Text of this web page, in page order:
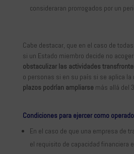
consideraran prorrogados por un
Cabe destacar, que en el caso de
si un Estado miembro decide no
obstaculizar las actividades
o personas si en su país si se aplica la
plazos podrían ampliarse más allá del
Condiciones para ejercer como
En el caso de que una empresa de
el requisito de capacidad financiera